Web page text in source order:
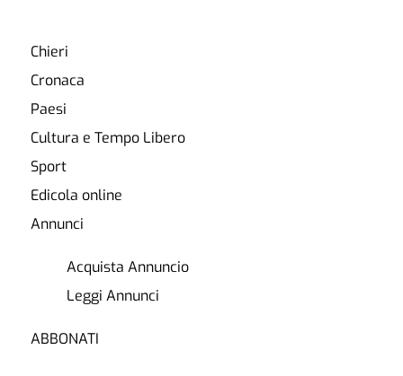
Chieri
Cronaca
Paesi
Cultura e Tempo Libero
Sport
Edicola online
Annunci
Acquista Annuncio
Leggi Annunci
ABBONATI